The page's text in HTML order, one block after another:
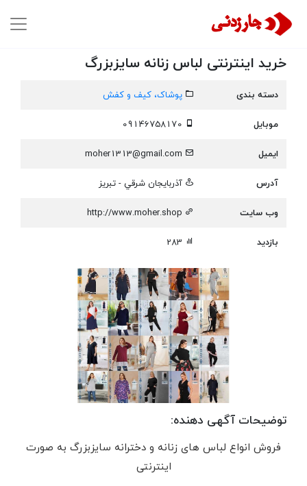
خرید اینترنتی لباس زنانه سایزبزرگ
دسته بندی
پوشاک، کیف و کفش
موبایل
ایمیل
moher1313@gmail.com
آدرس
آذربايجان شرقي - تبریز
وب سایت
http://www.moher.shop
بازدید
توضیحات آگهی دهنده:
فروش انواع لباس های زنانه و دخترانه سایزبزرگ به صورت
اینترنتی